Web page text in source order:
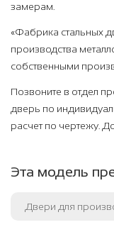
замерам.
«Фабрика стальных
производства
собственными
Позвоните в отдел
дверь по
расчет по чертежу.
Эта модель
Двери для